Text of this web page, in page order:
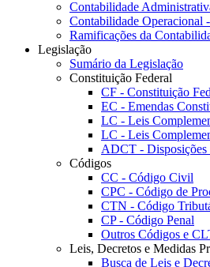
Contabilidade
Contabilidade Operacional
Ramificações da
Legislação
Sumário da Legislação
Constituição Federal
CF - Constituição
EC - Emendas
LC - Leis
LC - Leis
ADCT - Disposições
Códigos
CC - Código Civil
CPC - Código de
CTN - Código
CP - Código Penal
Outros Códigos e
Leis, Decretos e Medidas
Busca de Leis e